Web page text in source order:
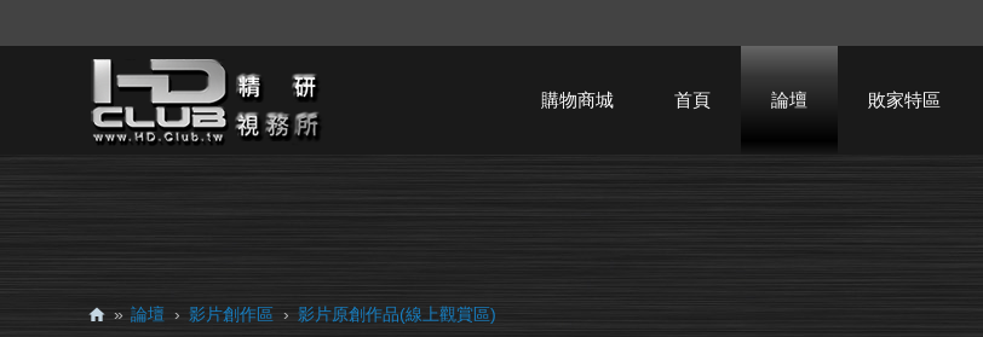
購物商城 首頁 論壇 敗家特區
» 論壇 › 影片創作區 › 影片原創作品(線上觀賞區)